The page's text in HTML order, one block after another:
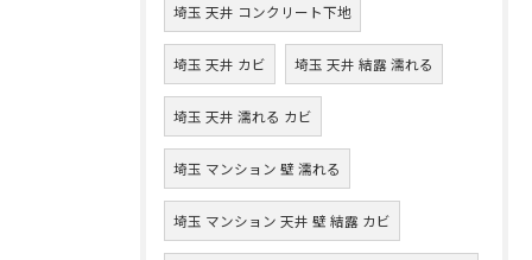
埼玉 天井 コンクリート下地
埼玉 天井 カビ 埼玉 天井 結露 濡れる
埼玉 天井 濡れる カビ
埼玉 マンション 壁 濡れる
埼玉 マンション 天井 壁 結露 カビ